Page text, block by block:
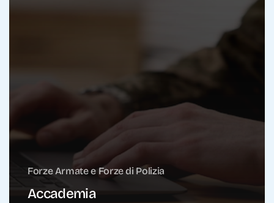
Forze Armate e Forze di Polizia
Accademia